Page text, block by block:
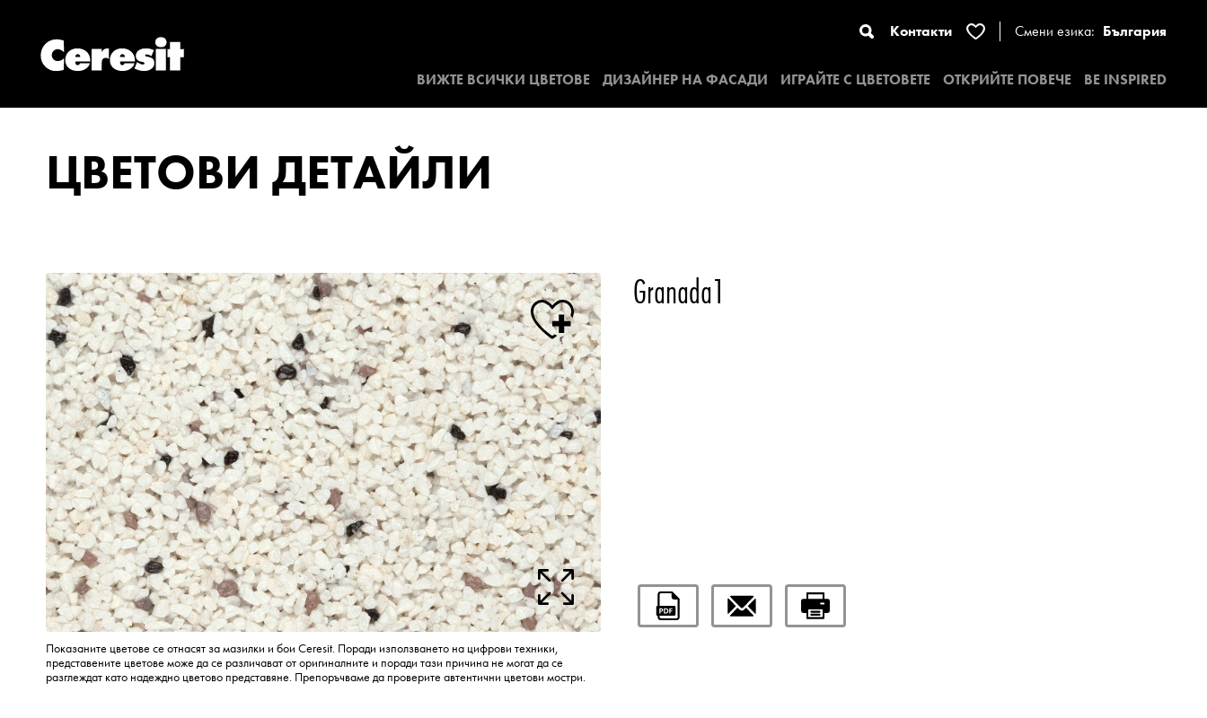
Контакти Смени езика: България
ВИЖТЕ ВСИЧКИ ЦВЕТОВЕ ДИЗАЙНЕР НА ФАСАДИ ИГРАЙТЕ С ЦВЕТОВЕТЕ ОТКРИЙТЕ ПОВЕЧЕ BE INSPIRED
ЦВЕТОВИ ДЕТАЙЛИ
Показаните цветове се отнасят за мазилки и бои Ceresit. Поради използването на цифрови техники,
представените цветове може да се различават от оригиналните и поради тази причина не могат да се
разглеждат като надеждно цветово представяне. Препоръчваме да проверите автентични цветови мостри.
Granada1